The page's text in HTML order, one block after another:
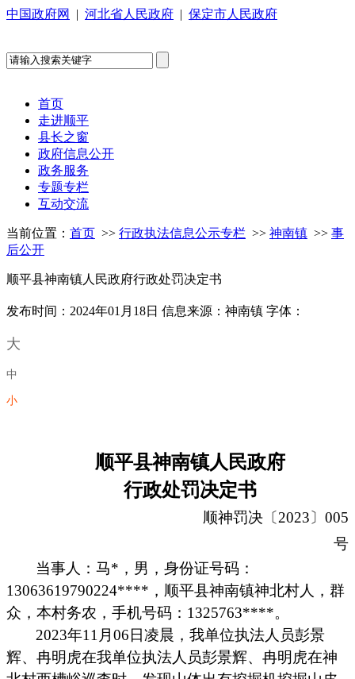
中国政府网 | 河北省人民政府 | 保定市人民政府
首页
走进顺平
县长之窗
政府信息公开
政务服务
专题专栏
互动交流
当前位置： 首页 >> 行政执法信息公示专栏 >> 神南镇 >> 事
后公开
顺平县神南镇人民政府行政处罚决定书
发布时间：2024年01月18日 信息来源：神南镇 字体：
大
中
小
顺平县神南镇人民政府
行政处罚决定书
顺神罚决 〔2023〕005
号
当事人：马* ，男，身份证号码：
13063619790224**** ， 顺平县神南镇神北村人，群
众，本村务农， 手机号码： 1325763****。
2023年11 月06 日凌晨，我单位执法人员彭景
辉、冉明虎在我单位执法人员彭景辉、冉明虎在神